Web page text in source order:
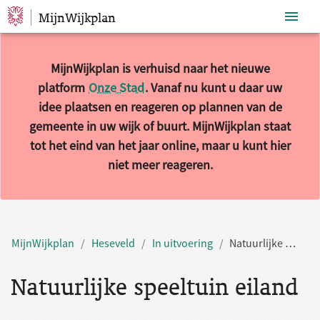
Sla navigatie over
MijnWijkplan
MijnWijkplan is verhuisd naar het nieuwe
platform Onze Stad. Vanaf nu kunt u daar uw
idee plaatsen en reageren op plannen van de
gemeente in uw wijk of buurt. MijnWijkplan staat
tot het eind van het jaar online, maar u kunt hier
niet meer reageren.
MijnWijkplan Heseveld In uitvoering Natuurlijke speeltuin eiland
Natuurlijke speeltuin eiland